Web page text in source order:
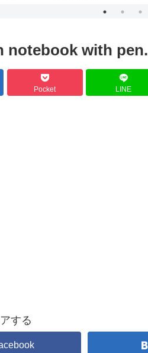
notebook with pen.
Pocket LINE
する